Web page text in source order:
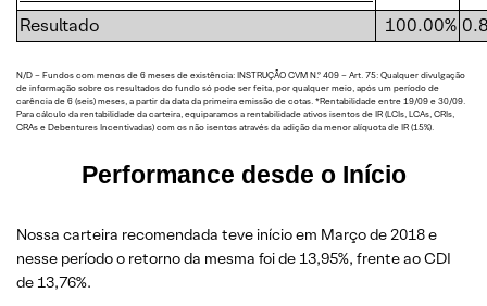
Resultado
100.00%
N/D – Fundos com menos de 6 meses de existência: INSTRUÇÃO CVM N.º 409 – Art. 75: Qualquer divulgação
de informação sobre os resultados do fundo só pode ser feita, por qualquer meio, após um período de
carência de 6 (seis) meses, a partir da data da primeira emissão de cotas. *Rentabilidade entre 19/09 e 30/09.
Para cálculo da rentabilidade da carteira, equiparamos a rentabilidade ativos isentos de IR (LCIs, LCAs, CRIs,
CRAs e Debentures Incentivadas) com os não isentos através da adição da menor alíquota de IR (15%).
Performance desde o Início
Nossa carteira recomendada teve início em Março de 2018 e
nesse período o retorno da mesma foi de 13,95%, frente ao CDI
de 13,76%.